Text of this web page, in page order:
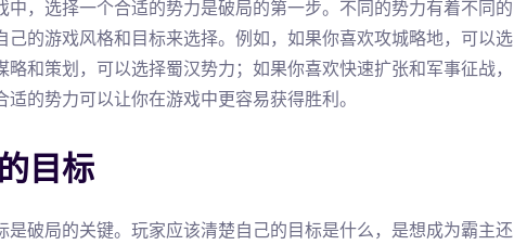
中，选择一个合适的势力是破局的第一步。不同的势力有着不同的
己的游戏风格和目标来选择。例如，如果你喜欢攻城略地，可以选
和策划，可以选择蜀汉势力；如果你喜欢快速扩张和军事征战，
的势力可以让你在游戏中更容易获得胜利。
目标
是破局的关键。玩家应该清楚自己的目标是什么，是想成为霸主还